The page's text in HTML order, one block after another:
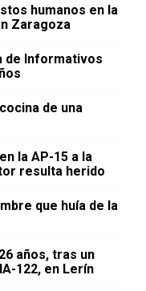
humanos en la
Zaragoza
de Informativos
de una
la AP-15 a la
resulta herido
que huía de la
años, tras un
122, en Lerín